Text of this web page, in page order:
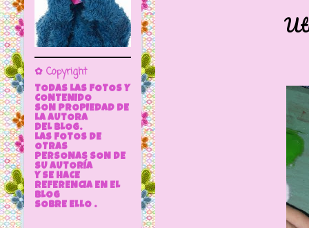
✿ Copyright
TODAS LAS FOTOS Y
CONTENIDO
SON PROPIEDAD DE
LA AUTORA
DEL BLOG.
LAS FOTOS DE
OTRAS
PERSONAS SON DE
SU AUTORÍA
Y SE HACE
REFERENCIA EN EL
BLOG
SOBRE ELLO .